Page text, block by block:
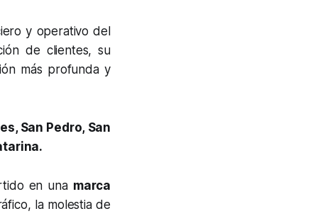
y operativo del
de clientes, su
más profunda y
San Pedro, San
en una marca
la molestia de